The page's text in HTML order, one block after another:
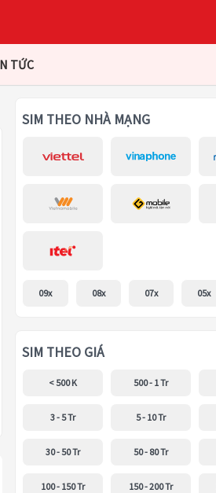
TỨC
SIM THEO NHÀ MẠNG
09x 08x 07x 05x
SIM THEO GIÁ
< 500 K 500 - 1 Tr
3 - 5 Tr 5 - 10 Tr
30 - 50 Tr 50 - 80 Tr
100 - 150 Tr 150 - 200 Tr